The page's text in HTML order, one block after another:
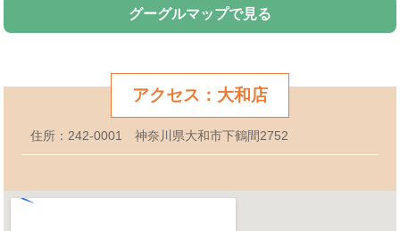
グーグルマップで見る
アクセス：大和店
住所：242-0001 神奈川県大和市下鶴間2752